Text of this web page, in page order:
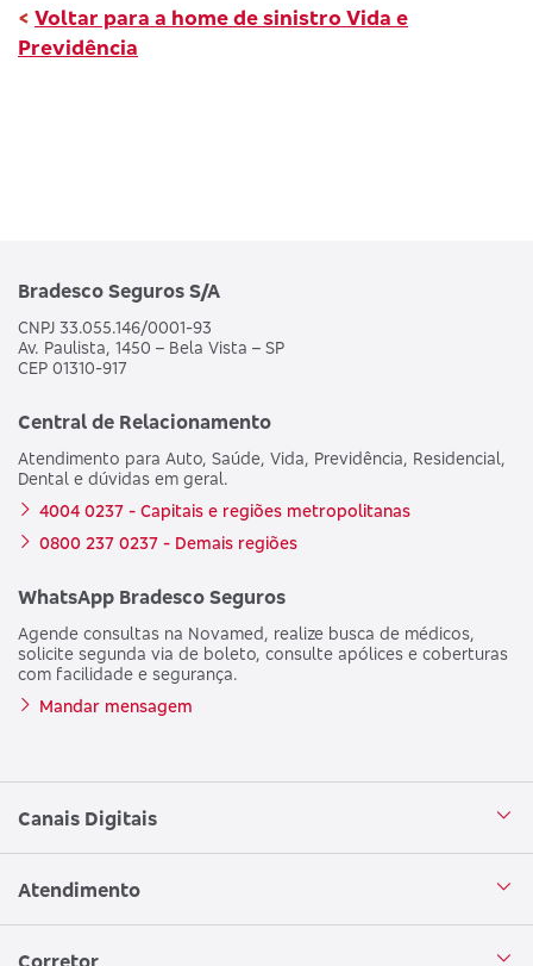
< Voltar para a home de sinistro Vida e
Previdência
Bradesco Seguros S/A
CNPJ 33.055.146/0001-93
Av. Paulista, 1450 – Bela Vista – SP
CEP 01310-917
Central de Relacionamento
Atendimento para Auto, Saúde, Vida, Previdência, Residencial,
Dental e dúvidas em geral.
4004 0237 - Capitais e regiões metropolitanas
0800 237 0237 - Demais regiões
WhatsApp Bradesco Seguros
Agende consultas na Novamed, realize busca de médicos,
solicite segunda via de boleto, consulte apólices e coberturas
com facilidade e segurança.
Mandar mensagem
Canais Digitais
Aplicativo Bradesco Seguros
Atendimento
Central de Atendimento
Corretor